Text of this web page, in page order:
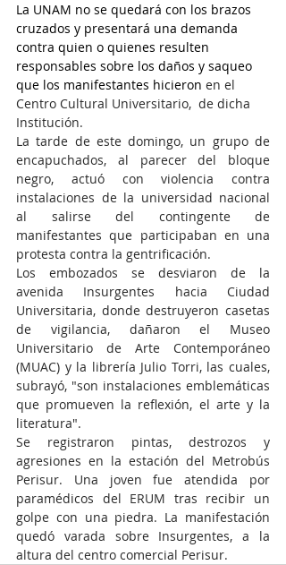
La UNAM no se quedará con los brazos
cruzados y presentará una demanda
contra quien o quienes resulten
responsables sobre los daños y saqueo
que los manifestantes hicieron en el
Centro Cultural Universitario,  de dicha
Institución.
La tarde de este domingo, un grupo de
encapuchados, al parecer del bloque
negro, actuó con violencia contra
instalaciones de la universidad nacional
al salirse del contingente de
manifestantes que participaban en una
protesta contra la gentrificación.
Los embozados se desviaron de la
avenida Insurgentes hacia Ciudad
Universitaria, donde destruyeron casetas
de vigilancia, dañaron el Museo
Universitario de Arte Contemporáneo
(MUAC) y la librería Julio Torri, las cuales,
subrayó, "son instalaciones emblemáticas
que promueven la reflexión, el arte y la
literatura".
Se registraron pintas, destrozos y
agresiones en la estación del Metrobús
Perisur. Una joven fue atendida por
paramédicos del ERUM tras recibir un
golpe con una piedra. La manifestación
quedó varada sobre Insurgentes, a la
altura del centro comercial Perisur.